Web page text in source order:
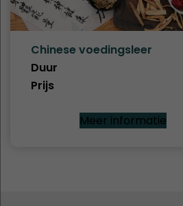
Chinese voedingsleer
Duur
Prijs
Meer informatie